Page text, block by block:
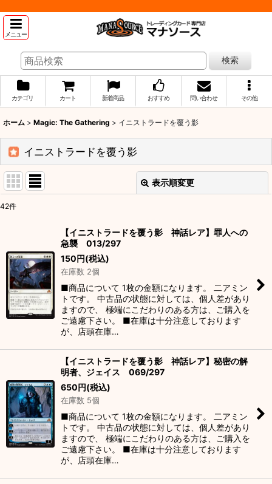
メニュー
検索
カテゴリ カート 新着商品 おすすめ 問い合わせ その他
ホーム > Magic: The Gathering > イニストラードを覆う影
イニストラードを覆う影
表示順変更
並び順:
絞り込む
42件
【イニストラードを覆う影 神話レア】罪人への
急襲 013/297
150円(税込)
在庫数 2個
■商品について 1枚の金額になります。 二アミン
トです。 中古品の状態に対しては、個人差があり
ますので、 極端にこだわりのある方は、ご購入を
ご遠慮下さい。 ■在庫は十分注意しております
が、店頭在庫…
【イニストラードを覆う影 神話レア】秘密の解
明者、ジェイス 069/297
650円(税込)
在庫数 5個
■商品について 1枚の金額になります。 二アミン
トです。 中古品の状態に対しては、個人差があり
ますので、 極端にこだわりのある方は、ご購入を
ご遠慮下さい。 ■在庫は十分注意しております
が、店頭在庫…